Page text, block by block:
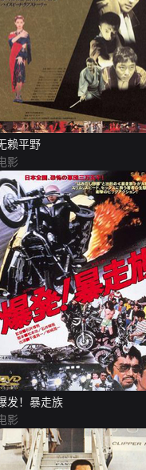
赖平野
影
发！暴走族
影